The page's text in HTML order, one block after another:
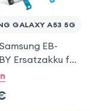
GALAXY A53 5G
EB-
Ersatzakku für
Galaxy A53 5G,